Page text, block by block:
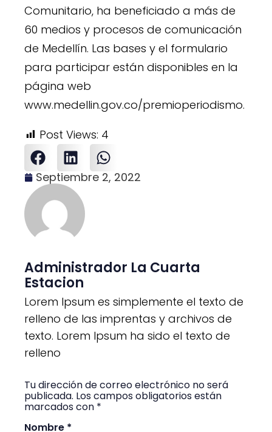
Comunitario, ha beneficiado a más de
60 medios y procesos de comunicación
de Medellín. Las bases y el formulario
para participar están disponibles en la
página web
www.medellin.gov.co/premioperiodismo.
Post Views: 4
Septiembre 2, 2022
Administrador La Cuarta
Estacion
Lorem Ipsum es simplemente el texto de
relleno de las imprentas y archivos de
texto. Lorem Ipsum ha sido el texto de
relleno
Tu dirección de correo electrónico no será
publicada. Los campos obligatorios están
marcados con *
Nombre *